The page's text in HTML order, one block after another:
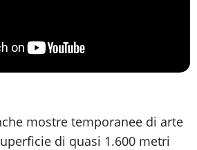
mostre temporanee di arte
di quasi 1.600 metri